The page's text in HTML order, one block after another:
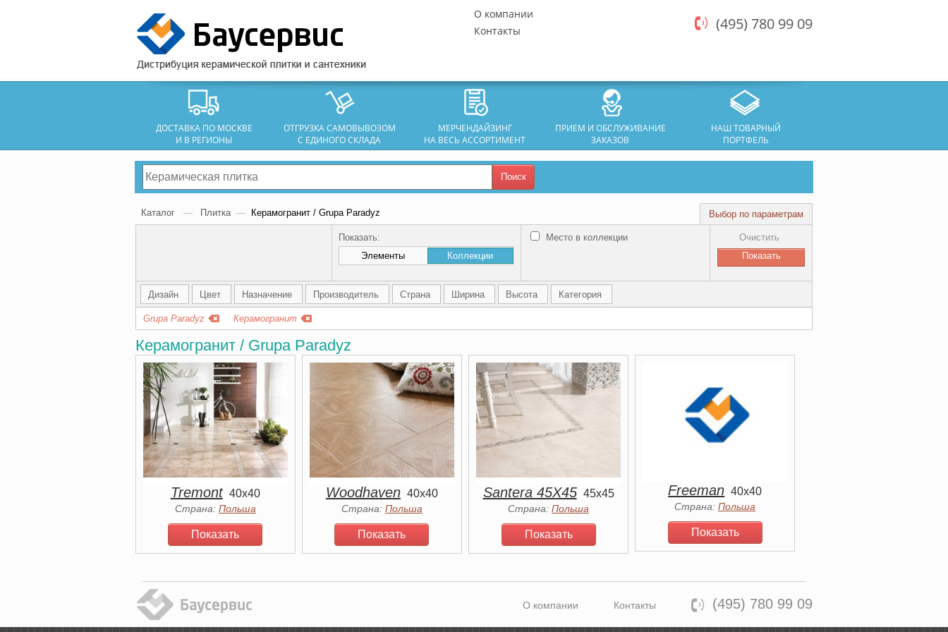
О компании
Контакты
(495) 780 99 09
ДОСТАВКА ПО МОСКВЕ
И В РЕГИОНЫ
ОТГРУЗКА САМОВЫВОЗОМ
С ЕДИНОГО СКЛАДА
МЕРЧЕНДАЙЗИНГ
НА ВЕСЬ АССОРТИМЕНТ
ПРИЕМ И ОБСЛУЖИВАНИЕ
ЗАКАЗОВ
НАШ ТОВАРНЫЙ
ПОРТФЕЛЬ
Поиск
Каталог — Плитка — Керамогранит / Grupa Paradyz Выбор по параметрам
Показать:
Элементы
Коллекции
Место в коллекции Очистить
Дизайн Цвет Назначение Производитель Страна Ширина Высота Категория
Grupa Paradyz Керамогранит
Керамогранит / Grupa Paradyz
Tremont 40x40
Страна: Польша
Показать
Woodhaven 40x40
Страна: Польша
Показать
Santera 45Х45 45x45
Страна:Польша
Показать
Freeman 40x40
Страна:Польша
Показать
О компании Контакты (495) 780 99 09